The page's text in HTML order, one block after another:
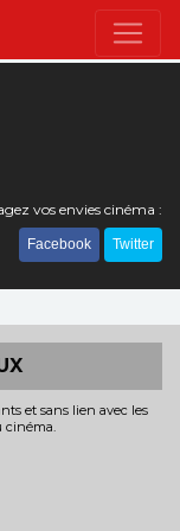
vos envies cinéma :
Facebook Twitter
et sans lien avec les
cinéma.